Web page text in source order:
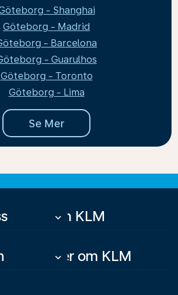
- Shanghai
Göteborg - Madrid
- Barcelona
- Guarulhos
Göteborg - Toronto
Göteborg - Lima
Se Mer
Om KLM
keyboard_arrow_down
Mer om KLM
keyboard_arrow_down